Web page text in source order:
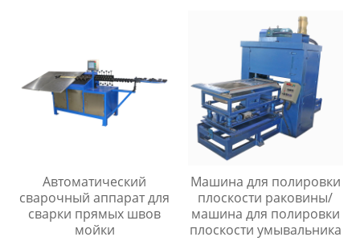
Автоматический
сварочный аппарат для
сварки прямых швов
мойки
Машина для полировки
плоскости раковины/
машина для полировки
плоскости умывальника